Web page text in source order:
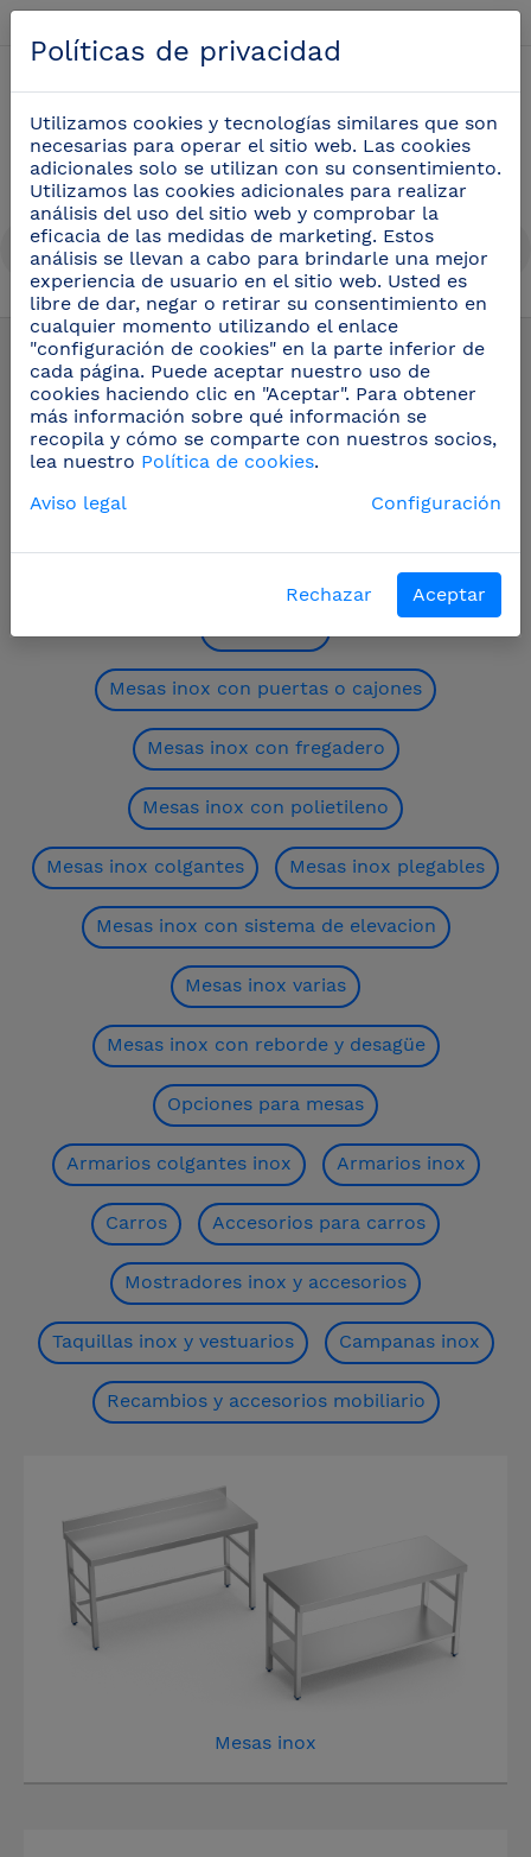
Productos / Mobiliario inox profesional
Mobiliario inox
profesional
inoxidable.
Mesas inox con puertas o cajones
Mesas inox con fregadero
Mesas inox con polietileno
Mesas inox colgantes Mesas inox plegables
Mesas inox con sistema de elevacion
Mesas inox varias
Mesas inox con reborde y desagüe
Opciones para mesas
Armarios colgantes inox Armarios inox
Carros Accesorios para carros
Mostradores inox y accesorios
Taquillas inox y vestuarios Campanas inox
Recambios y accesorios mobiliario
Mesas inox
Políticas de privacidad
Utilizamos cookies y tecnologías similares que son
necesarias para operar el sitio web. Las cookies
adicionales solo se utilizan con su consentimiento.
Utilizamos las cookies adicionales para realizar
análisis del uso del sitio web y comprobar la
eficacia de las medidas de marketing. Estos
análisis se llevan a cabo para brindarle una mejor
experiencia de usuario en el sitio web. Usted es
libre de dar, negar o retirar su consentimiento en
cualquier momento utilizando el enlace
"configuración de cookies" en la parte inferior de
cada página. Puede aceptar nuestro uso de
cookies haciendo clic en "Aceptar". Para obtener
más información sobre qué información se
recopila y cómo se comparte con nuestros socios,
lea nuestro Política de cookies.
Aviso legal
Configuración
Rechazar Aceptar